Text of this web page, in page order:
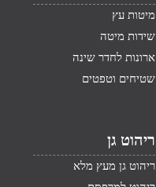
מיטות עץ
שידות מיטה
ארונות לחדר שינה
שטיחים וטפטים
ריהוט גן
ריהוט גן מעץ מלא